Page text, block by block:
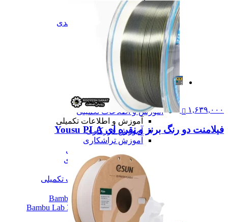
تعمیرات
تعمیرات دستگاه CNC
تعمیرات دستگاه اسکن سه بعدی
تعمیرات دستگاه پرینتر 3D
تعمیرات دستگاه برش لیزر
تعمیرات دستگاه تراشکاری
تعمیرات دستگاه فرزکاری
همه تعمیرات
مقالات
مقالات
مقایسه دستگاه های صنعتی
آموزش و اطلاعات تکمیلی
آموزش و اطلاعات تکمیلی
آموزش فرزکاری
آموزش تراشکاری
آموزش پرینتر سه بعدی
آموزش اسکنر سه بعدی
آموزش CNC
همه آموزش و اطلاعات تکمیلی
اخبار
نمایندگی پرینتر ۳ بعدی Bambu Lab
Bambu Lab 3D Printer Official Distributor
همه مقالات
۱,۶۳۹,۰۰۰
فیلامنت دو رنگ برنز و نقره ای Yousu PLA